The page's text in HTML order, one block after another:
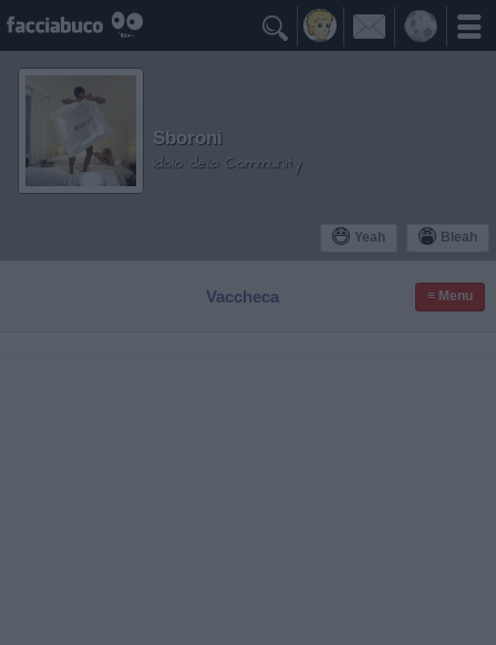

Yeah Bleah
Sboroni
Idolo della Community
Vaccheca ≡ Menu